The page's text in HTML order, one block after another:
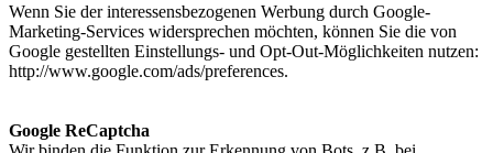
Wenn Sie der interessensbezogenen Werbung durch Google-
Marketing-Services widersprechen möchten, können Sie die von
Google gestellten Einstellungs- und Opt-Out-Möglichkeiten nutzen:
http://www.google.com/ads/preferences.
Google ReCaptcha